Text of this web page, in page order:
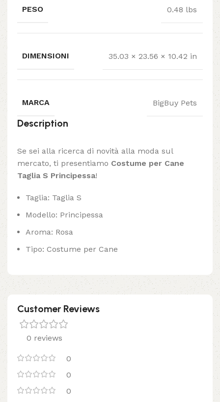
PESO 0.48 lbs
DIMENSIONI 35.03 × 23.56 × 10.42 in
MARCA BigBuy Pets
Description
Se sei alla ricerca di novità alla moda sul
mercato, ti presentiamo Costume per Cane
Taglia S Principessa!
Taglia: Taglia S
Modello: Principessa
Aroma: Rosa
Tipo: Costume per Cane
Customer Reviews
0 reviews
0
0
0